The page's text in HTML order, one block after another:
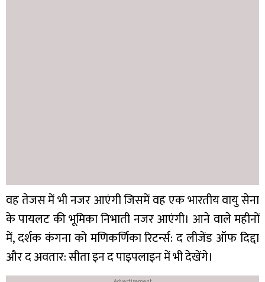
वह तेजस में भी नजर आएंगी जिसमें वह एक भारतीय वायु सेना
के पायलट की भूमिका निभाती नजर आएंगी। आने वाले महीनों
में, दर्शक कंगना को मणिकर्णिका रिटर्न्स: द लीजेंड ऑफ दिद्दा
और द अवतार: सीता इन द पाइपलाइन में भी देखेंगे।